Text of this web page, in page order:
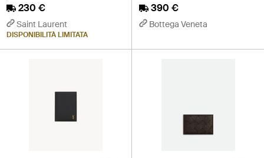
230 €
Saint Laurent
DISPONIBILITÀ LIMITATA
390 €
Bottega Veneta